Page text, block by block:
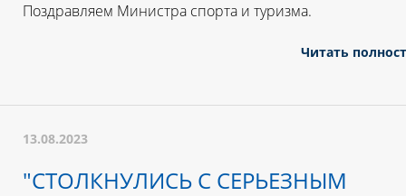
Поздравляем Министра спорта и туризма.
Читать
13.08.2023
"СТОЛКНУЛИСЬ С СЕРЬЕЗНЫМ